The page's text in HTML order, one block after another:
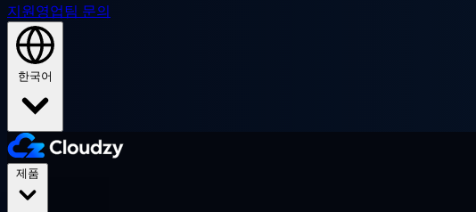
지원영업팀 문의
한국어